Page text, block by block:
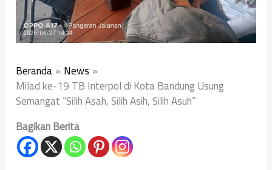
Beranda News
Milad ke-19 TB Interpol di Kota Bandung Usung
Semangat “Silih Asah, Silih Asih, Silih Asuh”
Bagikan Berita